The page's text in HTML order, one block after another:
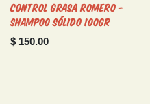
Control Grasa Romero -
Shampoo Sólido 100gr
$ 150.00